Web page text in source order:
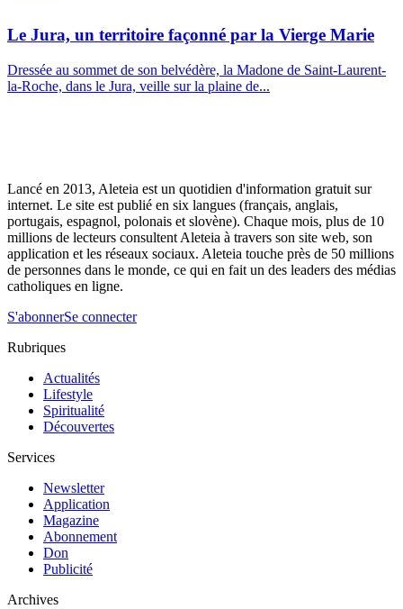
Le Jura, un territoire façonné par la Vierge Marie
Dressée au sommet de son belvédère, la Madone de Saint-Laurent-
la-Roche, dans le Jura, veille sur la plaine de...
Lancé en 2013, Aleteia est un quotidien d'information gratuit sur
internet. Le site est publié en six langues (français, anglais,
portugais, espagnol, polonais et slovène). Chaque mois, plus de 10
millions de lecteurs consultent Aleteia à travers son site web, son
application et les réseaux sociaux. Aleteia touche près de 50 millions
de personnes dans le monde, ce qui en fait un des leaders des médias
catholiques en ligne.
S'abonnerSe connecter
Rubriques
Actualités
Lifestyle
Spiritualité
Découvertes
Services
Newsletter
Application
Magazine
Abonnement
Don
Publicité
Archives